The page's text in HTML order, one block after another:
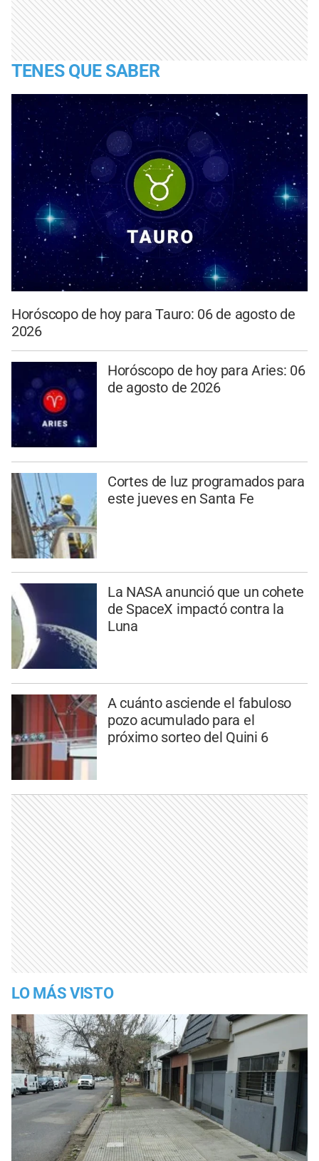
TENES QUE SABER
Horóscopo de hoy para Tauro: 06 de agosto de
2026
Horóscopo de hoy para Aries: 06
de agosto de 2026
Cortes de luz programados para
este jueves en Santa Fe
La NASA anunció que un cohete
de SpaceX impactó contra la
Luna
A cuánto asciende el fabuloso
pozo acumulado para el
próximo sorteo del Quini 6
LO MÁS VISTO